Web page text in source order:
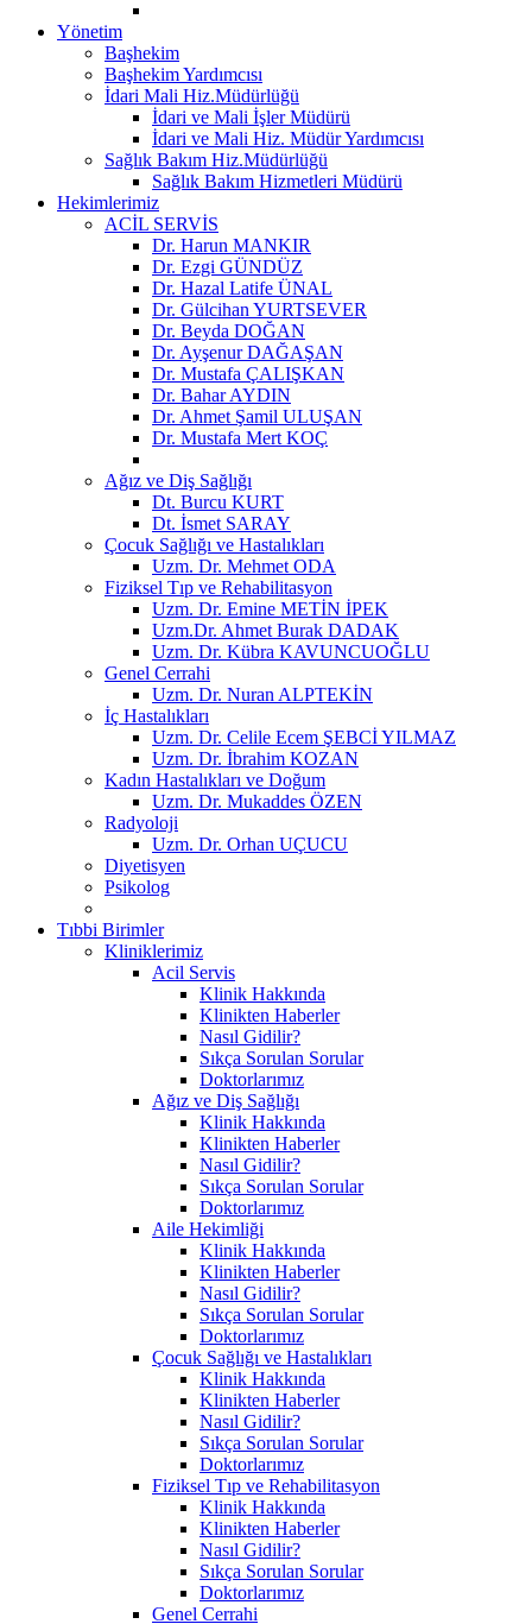
Yönetim
Başhekim
Başhekim Yardımcısı
İdari Mali Hiz.Müdürlüğü
İdari ve Mali İşler Müdürü
İdari ve Mali Hiz. Müdür Yardımcısı
Sağlık Bakım Hiz.Müdürlüğü
Sağlık Bakım Hizmetleri Müdürü
Hekimlerimiz
ACİL SERVİS
Dr. Harun MANKIR
Dr. Ezgi GÜNDÜZ
Dr. Hazal Latife ÜNAL
Dr. Gülcihan YURTSEVER
Dr. Beyda DOĞAN
Dr. Ayşenur DAĞAŞAN
Dr. Mustafa ÇALIŞKAN
Dr. Bahar AYDIN
Dr. Ahmet Şamil ULUŞAN
Dr. Mustafa Mert KOÇ
Ağız ve Diş Sağlığı
Dt. Burcu KURT
Dt. İsmet SARAY
Çocuk Sağlığı ve Hastalıkları
Uzm. Dr. Mehmet ODA
Fiziksel Tıp ve Rehabilitasyon
Uzm. Dr. Emine METİN İPEK
Uzm.Dr. Ahmet Burak DADAK
Uzm. Dr. Kübra KAVUNCUOĞLU
Genel Cerrahi
Uzm. Dr. Nuran ALPTEKİN
İç Hastalıkları
Uzm. Dr. Celile Ecem ŞEBCİ YILMAZ
Uzm. Dr. İbrahim KOZAN
Kadın Hastalıkları ve Doğum
Uzm. Dr. Mukaddes ÖZEN
Radyoloji
Uzm. Dr. Orhan UÇUCU
Diyetisyen
Psikolog
Tıbbi Birimler
Kliniklerimiz
Acil Servis
Klinik Hakkında
Klinikten Haberler
Nasıl Gidilir?
Sıkça Sorulan Sorular
Doktorlarımız
Ağız ve Diş Sağlığı
Klinik Hakkında
Klinikten Haberler
Nasıl Gidilir?
Sıkça Sorulan Sorular
Doktorlarımız
Aile Hekimliği
Klinik Hakkında
Klinikten Haberler
Nasıl Gidilir?
Sıkça Sorulan Sorular
Doktorlarımız
Çocuk Sağlığı ve Hastalıkları
Klinik Hakkında
Klinikten Haberler
Nasıl Gidilir?
Sıkça Sorulan Sorular
Doktorlarımız
Fiziksel Tıp ve Rehabilitasyon
Klinik Hakkında
Klinikten Haberler
Nasıl Gidilir?
Sıkça Sorulan Sorular
Doktorlarımız
Genel Cerrahi